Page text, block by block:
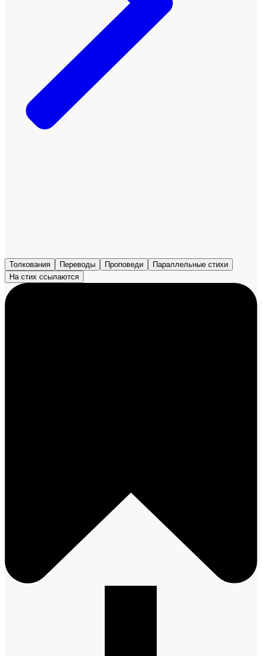
Толкования Переводы Проповеди
Параллельные стихи
На стих ссылаются